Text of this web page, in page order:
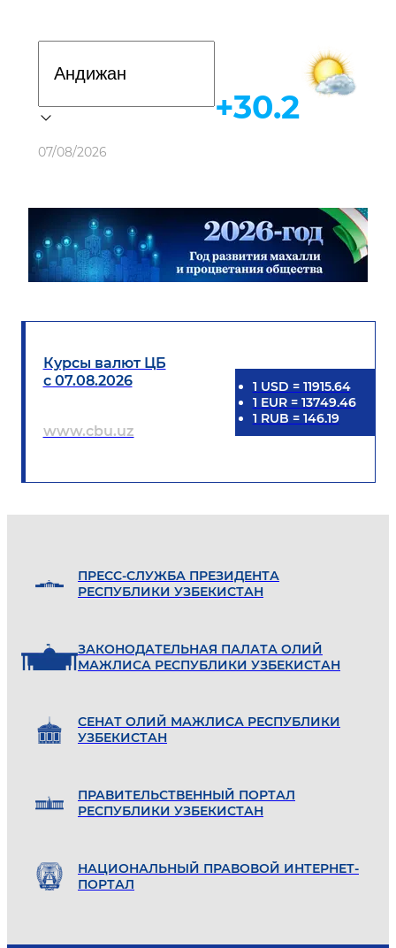
Погода
07/08/2026
+30.2
Курсы валют ЦБ
с 07.08.2026
www.cbu.uz
1 USD = 11915.64
1 EUR= 13749.46
1 RUB = 146.19
ПРЕСС-СЛУЖБА ПРЕЗИДЕНТА
РЕСПУБЛИКИ УЗБЕКИСТАН
ЗАКОНОДАТЕЛЬНАЯ ПАЛАТА ОЛИЙ
МАЖЛИСА РЕСПУБЛИКИ УЗБЕКИСТАН
СЕНАТ ОЛИЙ МАЖЛИСА РЕСПУБЛИКИ
УЗБЕКИСТАН
ПРАВИТЕЛЬСТВЕННЫЙ ПОРТАЛ
РЕСПУБЛИКИ УЗБЕКИСТАН
НАЦИОНАЛЬНЫЙ ПРАВОВОЙ ИНТЕРНЕТ-
ПОРТАЛ